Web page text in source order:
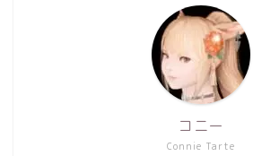
Connie Tarte
コニー